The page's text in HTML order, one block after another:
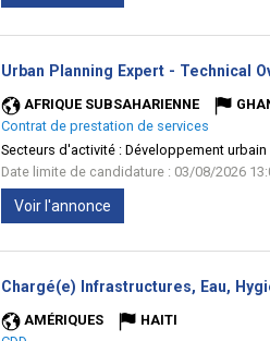
Urban Planning Expert - Technical
AFRIQUE SUBSAHARIENNE
Contrat de prestation de services
Secteurs d'activité : Développement urbain
Date limite de candidature : 03/08/2026
Voir l'annonce
Chargé(e) Infrastructures, Eau,
AMÉRIQUES
HAITI